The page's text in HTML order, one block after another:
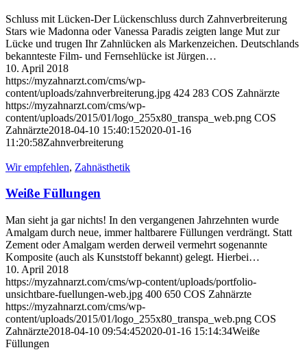
Schluss mit Lücken-Der Lückenschluss durch Zahnverbreiterung
Stars wie Madonna oder Vanessa Paradis zeigten lange Mut zur
Lücke und trugen Ihr Zahnlücken als Markenzeichen. Deutschlands
bekannteste Film- und Fernsehlücke ist Jürgen…
10. April 2018
https://myzahnarzt.com/cms/wp-
content/uploads/zahnverbreiterung.jpg 424 283 COS Zahnärzte
https://myzahnarzt.com/cms/wp-
content/uploads/2015/01/logo_255x80_transpa_web.png COS
Zahnärzte2018-04-10 15:40:152020-01-16
11:20:58Zahnverbreiterung
Wir empfehlen, Zahnästhetik
Weiße Füllungen
Man sieht ja gar nichts! In den vergangenen Jahrzehnten wurde
Amalgam durch neue, immer haltbarere Füllungen verdrängt. Statt
Zement oder Amalgam werden derweil vermehrt sogenannte
Komposite (auch als Kunststoff bekannt) gelegt. Hierbei…
10. April 2018
https://myzahnarzt.com/cms/wp-content/uploads/portfolio-
unsichtbare-fuellungen-web.jpg 400 650 COS Zahnärzte
https://myzahnarzt.com/cms/wp-
content/uploads/2015/01/logo_255x80_transpa_web.png COS
Zahnärzte2018-04-10 09:54:452020-01-16 15:14:34Weiße
Füllungen